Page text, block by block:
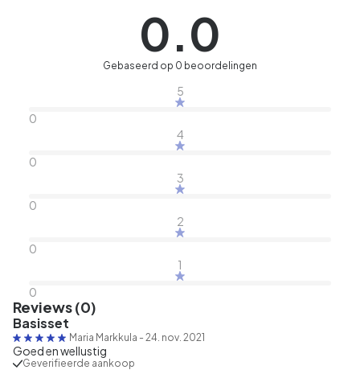
0.0
Gebaseerd op 0 beoordelingen
5
0
4
0
3
0
2
0
1
0
Reviews (0)
Basisset
Maria Markkula - 24. nov. 2021
Goed en wellustig
Geverifieerde aankoop